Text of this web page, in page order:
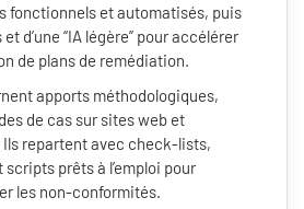
fonctionnels et automatisés, puis
et d’une “IA légère” pour accélérer
de plans de remédiation.
apports méthodologiques,
de cas sur sites web et
repartent avec check-lists,
prêts à l’emploi pour
les non-conformités.